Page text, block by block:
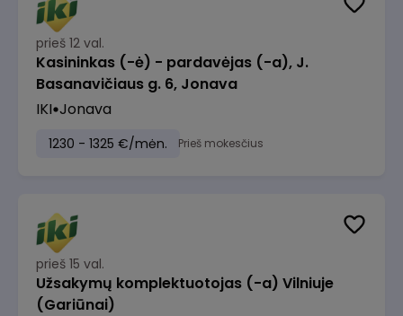
prieš 12 val.
Kasininkas (-ė) - pardavėjas (-a), J.
Basanavičiaus g. 6, Jonava
IKI Jonava
1230 - 1325 €/mėn. Prieš mokesčius
prieš 15 val.
Užsakymų komplektuotojas (-a) Vilniuje
(Gariūnai)